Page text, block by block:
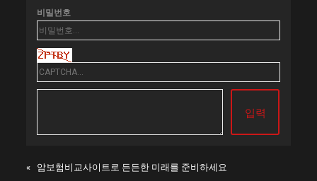
비밀번호
«
암보험비교사이트로 든든한 미래를 준비하세요